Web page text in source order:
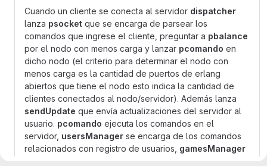
Cuando un cliente se conecta al servidor dispatcher
lanza psocket que se encarga de parsear los
comandos que ingrese el cliente, preguntar a pbalance
por el nodo con menos carga y lanzar pcomando en
dicho nodo (el criterio para determinar el nodo con
menos carga es la cantidad de puertos de erlang
abiertos que tiene el nodo esto indica la cantidad de
clientes conectados al nodo/servidor). Además lanza
sendUpdate que envía actualizaciones del servidor al
usuario. pcomando ejecuta los comandos en el
servidor, usersManager se encarga de los comandos
relacionados con registro de usuarios, gamesManager